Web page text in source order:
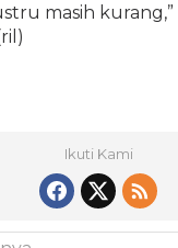
masih kurang,”
Ikuti Kami